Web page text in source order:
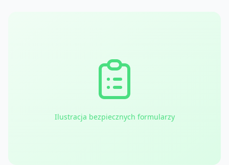
Ilustracja bezpiecznych formularzy